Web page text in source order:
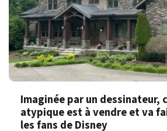
Imaginée par un dessinateur,
atypique est à vendre et va
les fans de Disney